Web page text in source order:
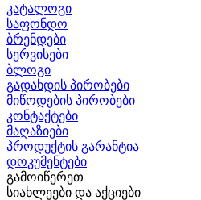
კატალოგი
საფონდო
ბრენდები
სერვისები
ბლოგი
გადახდის პირობები
მიწოდების პირობები
კონტაქტები
მაღაზიები
პროდუქტის გარანტია
დოკუმენტები
გამოიწერეთ
სიახლეები და აქციები